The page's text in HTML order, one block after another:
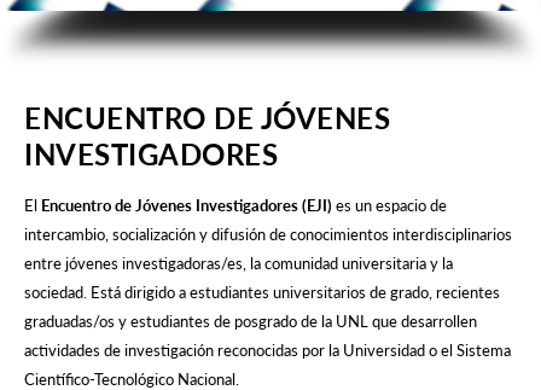
ENCUENTRO DE JÓVENES
INVESTIGADORES
El Encuentro de Jóvenes Investigadores (EJI) es un espacio de
intercambio, socialización y difusión de conocimientos interdisciplinarios
entre jóvenes investigadoras/es, la comunidad universitaria y la
sociedad. Está dirigido a estudiantes universitarios de grado, recientes
graduadas/os y estudiantes de posgrado de la UNL que desarrollen
actividades de investigación reconocidas por la Universidad o el Sistema
Científico-Tecnológico Nacional.